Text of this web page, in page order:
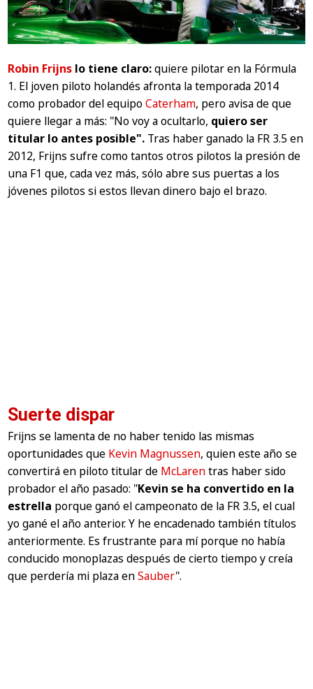
Robin Frijns lo tiene claro:quiere pilotar en la Fórmula
1. El joven piloto holandés afronta la temporada 2014
como probador del equipoCaterham, pero avisa de que
quiere llegar a más: "No voy a ocultarlo, quiero ser
titular lo antes posible". Tras haber ganado la FR 3.5 en
2012, Frijns sufre como tantos otros pilotos la presión de
una F1 que, cada vez más, sólo abre sus puertas a los
jóvenes pilotos si estos llevan dinero bajo el brazo.
Suerte dispar
Frijns se lamenta de no haber tenido las mismas
oportunidades que Kevin Magnussen, quien este año se
convertirá en piloto titular de McLarentras haber sido
probador el año pasado: "Kevin se ha convertido en la
estrella porque ganó el campeonato de la FR 3.5, el cual
yo gané el año anterior. Y he encadenado también títulos
anteriormente. Es frustrante para mí porque no había
conducido monoplazas después de cierto tiempo y creía
que perdería mi plaza enSauber".